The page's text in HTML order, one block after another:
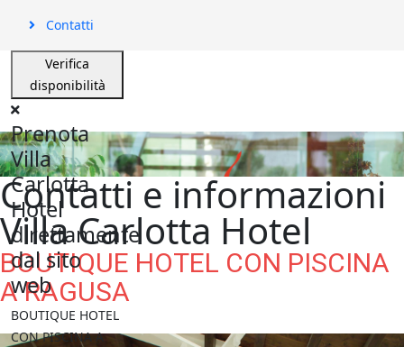
Contatti
Verifica
disponibilità
Prenota
Villa
Carlotta
Hotel
direttamente
dal sito
web
BOUTIQUE HOTEL
CON PISCINA A
Contatti e informazioni
Villa Carlotta Hotel
BOUTIQUE HOTEL CON PISCINA
A RAGUSA